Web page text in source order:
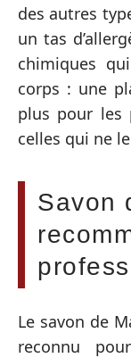
des autres
un tas
chimiques
corps : une
plus pour les
celles qui ne
Savon
Le savon de
reconnu